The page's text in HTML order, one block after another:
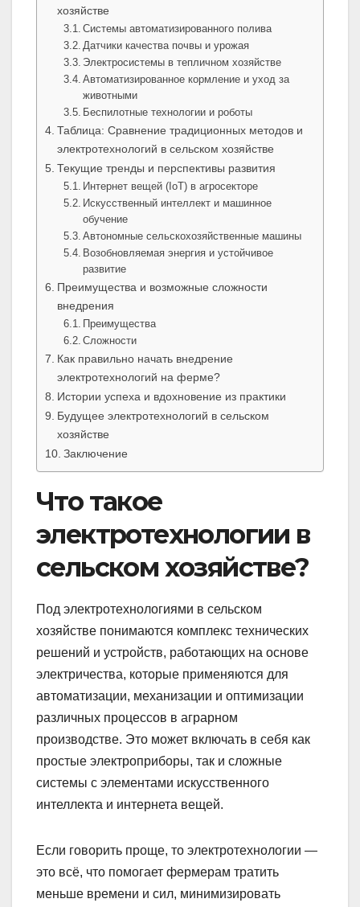
хозяйстве
Системы автоматизированного полива
Датчики качества почвы и урожая
Электросистемы в тепличном хозяйстве
Автоматизированное кормление и уход за
животными
Беспилотные технологии и роботы
Таблица: Сравнение традиционных методов и
электротехнологий в сельском хозяйстве
Текущие тренды и перспективы развития
Интернет вещей (IoT) в агросекторе
Искусственный интеллект и машинное
обучение
Автономные сельскохозяйственные машины
Возобновляемая энергия и устойчивое
развитие
Преимущества и возможные сложности
внедрения
Преимущества
Сложности
Как правильно начать внедрение
электротехнологий на ферме?
Истории успеха и вдохновение из практики
Будущее электротехнологий в сельском
хозяйстве
Заключение
Что такое
электротехнологии в
сельском хозяйстве?
Под электротехнологиями в сельском
хозяйстве понимаются комплекс технических
решений и устройств, работающих на основе
электричества, которые применяются для
автоматизации, механизации и оптимизации
различных процессов в аграрном
производстве. Это может включать в себя как
простые электроприборы, так и сложные
системы с элементами искусственного
интеллекта и интернета вещей.
Если говорить проще, то электротехнологии —
это всё, что помогает фермерам тратить
меньше времени и сил, минимизировать